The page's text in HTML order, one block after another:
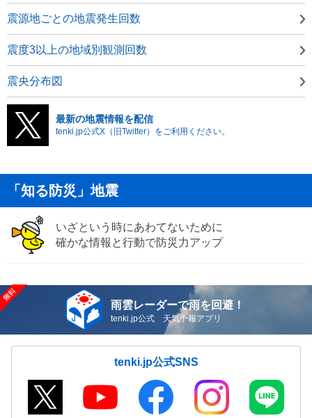
震源地ごとの地震発生回数
震度3以上の地域別観測回数
震央分布図
最新の地震情報を配信
tenki.jp公式X（旧Twitter）をご利用ください。
「知る防災」地震
いざという時にあわてないために
確かな情報と行動で防災力アップ
雨雲レーダーで雨を回避！
tenki.jp公式 天気予報アプリ
tenki.jp公式SNS